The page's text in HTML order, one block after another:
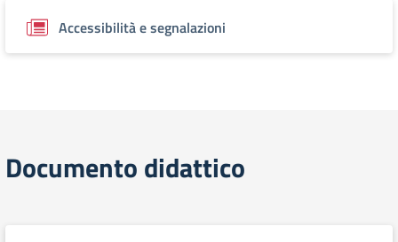
Accessibilità e segnalazioni
Documento didattico